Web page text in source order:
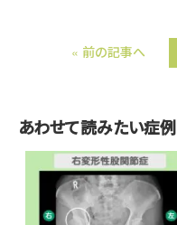
e
o
o
k
« 前の記事へ
あわせて読みたい症例